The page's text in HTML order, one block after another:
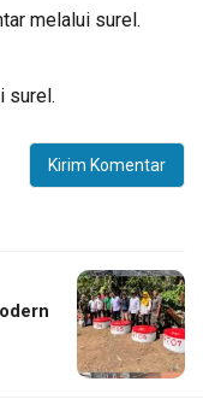
melalui surel.
surel.